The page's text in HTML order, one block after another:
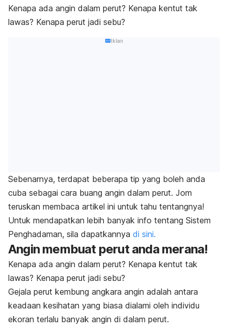
Kenapa ada angin dalam perut? Kenapa kentut tak
lawas? Kenapa perut jadi sebu?
Iklan
Sebenarnya, terdapat beberapa tip yang boleh anda
cuba sebagai cara buang angin dalam perut. Jom
teruskan membaca artikel ini untuk tahu tentangnya!
Untuk mendapatkan lebih banyak info tentang Sistem
Penghadaman, sila dapatkannya di sini.
Angin membuat perut anda merana!
Kenapa ada angin dalam perut? Kenapa kentut tak
lawas? Kenapa perut jadi sebu?
Gejala perut kembung angkara angin adalah antara
keadaan kesihatan yang biasa dialami oleh individu
ekoran terlalu banyak angin di dalam perut.